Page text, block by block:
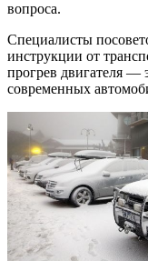
вопроса.
Специалисты
инструкции от
прогрев двигателя —
современных